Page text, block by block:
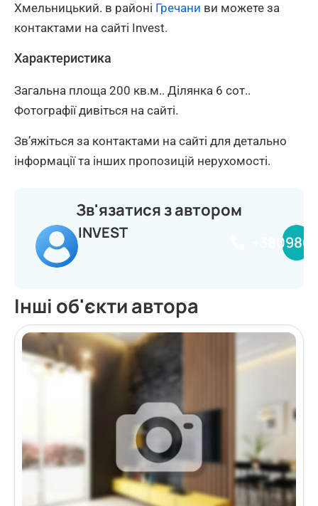
Хмельницький. в районі Гречани ви можете за
контактами на сайті Invest.
Характеристика
Загальна площа 200 кв.м.. Ділянка 6 сот..
Фотографії дивіться на сайті.
Зв’яжіться за контактами на сайті для детально
інформації та інших пропозицій нерухомості.
Зв'язатися з автором
INVEST
Інші об'єкти автора